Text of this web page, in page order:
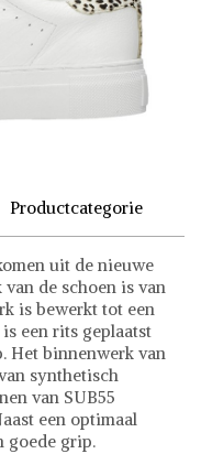
Productcategorie
uit de nieuwe
de schoen is van
is bewerkt tot een
een rits geplaatst
Het binnenwerk van
synthetisch
van SUB55
een optimaal
goede grip.